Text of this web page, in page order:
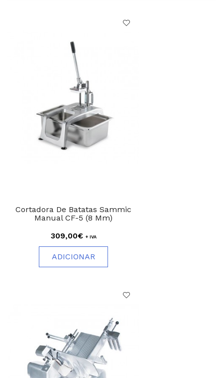
Cortadora De Batatas Sammic
Manual CF-5 (8 Mm)
309,00€ + IVA
ADICIONAR